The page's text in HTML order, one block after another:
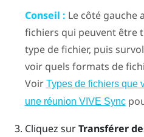
Conseil : Le côté gauche
fichiers qui peuvent être
type de fichier, puis
voir quels formats de
Voir Types de fichiers que
une réunion VIVE Sync
Cliquez surTransférer